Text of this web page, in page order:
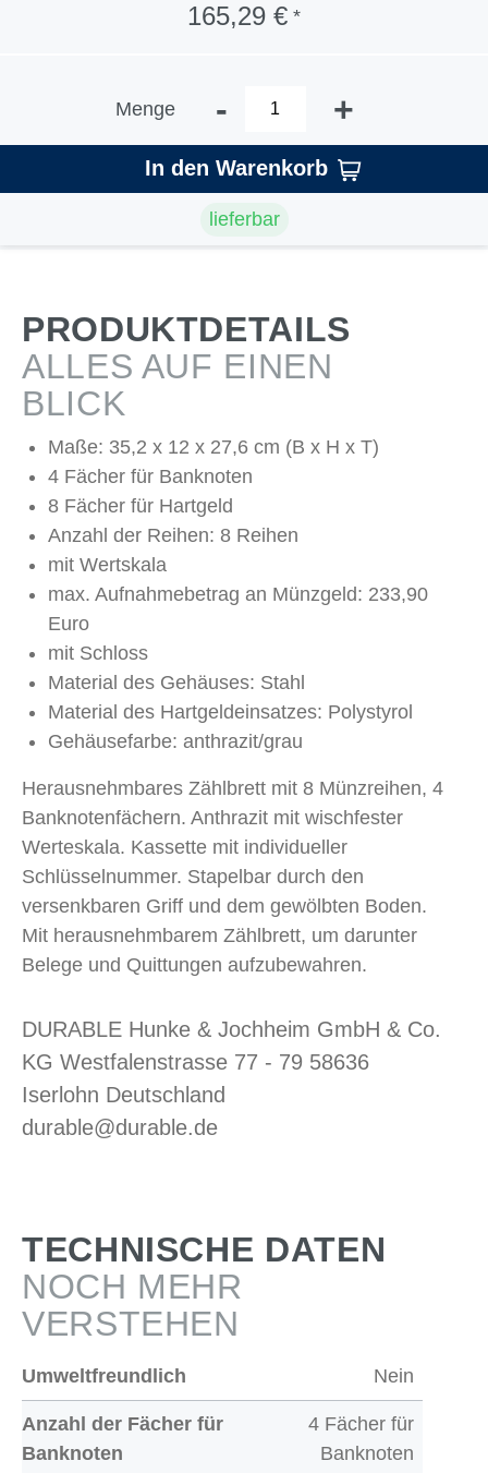
165,29 € *
Menge - +
In den Warenkorb
lieferbar
PRODUKTDETAILS
ALLES AUF EINEN
BLICK
Maße: 35,2 x 12 x 27,6 cm (B x H x T)
4 Fächer für Banknoten
8 Fächer für Hartgeld
Anzahl der Reihen: 8 Reihen
mit Wertskala
max. Aufnahmebetrag an Münzgeld: 233,90
Euro
mit Schloss
Material des Gehäuses: Stahl
Material des Hartgeldeinsatzes: Polystyrol
Gehäusefarbe: anthrazit/grau
Herausnehmbares Zählbrett mit 8 Münzreihen, 4
Banknotenfächern. Anthrazit mit wischfester
Werteskala. Kassette mit individueller
Schlüsselnummer. Stapelbar durch den
versenkbaren Griff und dem gewölbten Boden.
Mit herausnehmbarem Zählbrett, um darunter
Belege und Quittungen aufzubewahren.
DURABLE Hunke & Jochheim GmbH & Co.
KG Westfalenstrasse 77 - 79 58636
Iserlohn Deutschland
durable@durable.de
TECHNISCHE DATEN
NOCH MEHR
VERSTEHEN
Umweltfreundlich Nein
Anzahl der Fächer für
Banknoten
4 Fächer für
Banknoten